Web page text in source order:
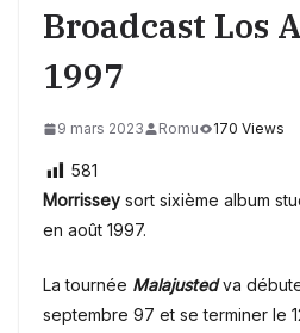
Broadcast Los
1997
9 mars 2023 Romu 170 Views
581
Morrissey sort sixième album
en août 1997.
La tournée Malajustedva
septembre 97 et se terminer le